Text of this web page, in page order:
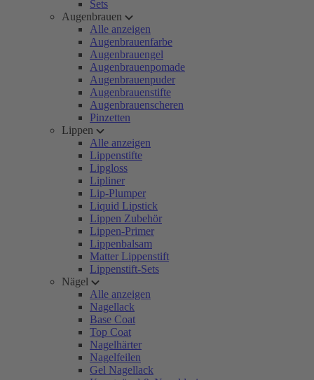
Sets
Augenbrauen
Alle anzeigen
Augenbrauenfarbe
Augenbrauengel
Augenbrauenpomade
Augenbrauenpuder
Augenbrauenstifte
Augenbrauenscheren
Pinzetten
Lippen
Alle anzeigen
Lippenstifte
Lipgloss
Lipliner
Lip-Plumper
Liquid Lipstick
Lippen Zubehör
Lippen-Primer
Lippenbalsam
Matter Lippenstift
Lippenstift-Sets
Nägel
Alle anzeigen
Nagellack
Base Coat
Top Coat
Nagelhärter
Nagelfeilen
Gel Nagellack